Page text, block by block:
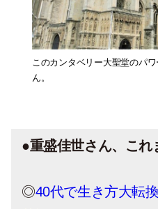
このカンタベリー大聖堂のパ
ん。
●重盛佳世さん、これ
◎40代で生き方大転